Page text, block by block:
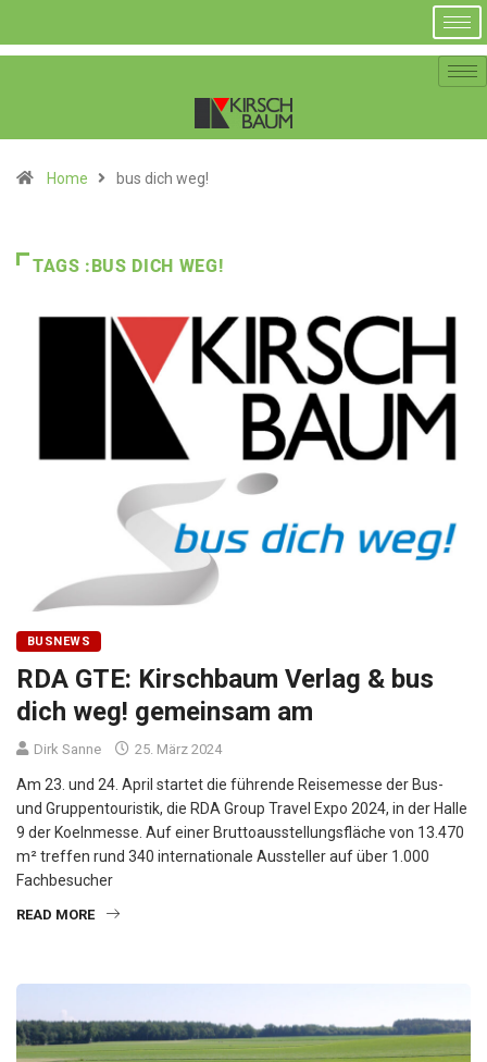
Home bus dich weg!
TAGS :BUS DICH WEG!
BUSNEWS
RDA GTE: Kirschbaum Verlag & bus
dich weg! gemeinsam am
Dirk Sanne 25. März 2024
Am 23. und 24. April startet die führende Reisemesse der Bus-
und Gruppentouristik, die RDA Group Travel Expo 2024, in der Halle
9 der Koelnmesse. Auf einer Bruttoausstellungsfläche von 13.470
m² treffen rund 340 internationale Aussteller auf über 1.000
Fachbesucher
READ MORE